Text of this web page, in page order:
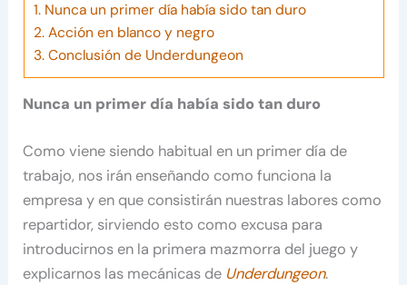
1.Nunca un primer día había sido tan duro
2.Acción en blanco y negro
3.Conclusión de Underdungeon
Nunca un primer día había sido tan duro
Como viene siendo habitual en un primer día de
trabajo, nos irán enseñando como funciona la
empresa y en que consistirán nuestras labores como
repartidor, sirviendo esto como excusa para
introducirnos en la primera mazmorra del juego y
explicarnos las mecánicas de Underdungeon.